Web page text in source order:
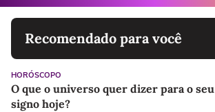
Recomendado para você
HORÓSCOPO
O que o universo quer dizer para o seu
signo hoje?